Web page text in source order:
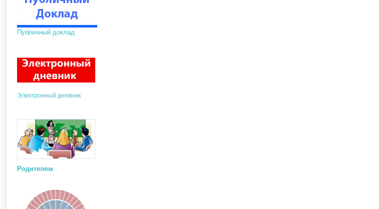
Публичный доклад
Электронный дневник
Родителям